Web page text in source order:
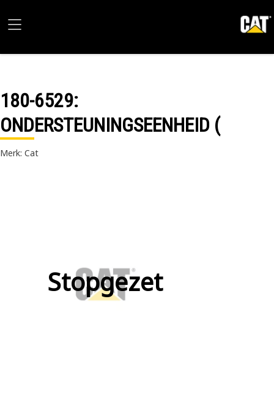
180-6529:
ONDERSTEUNINGSEENHEID (
Merk: Cat
Stopgezet